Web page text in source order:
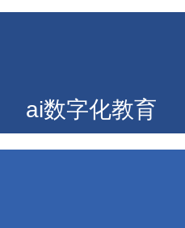
ai数字化教育